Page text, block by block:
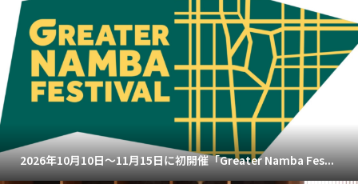
2026年10月10日～11月15日に初開催「Greater Namba Fes...